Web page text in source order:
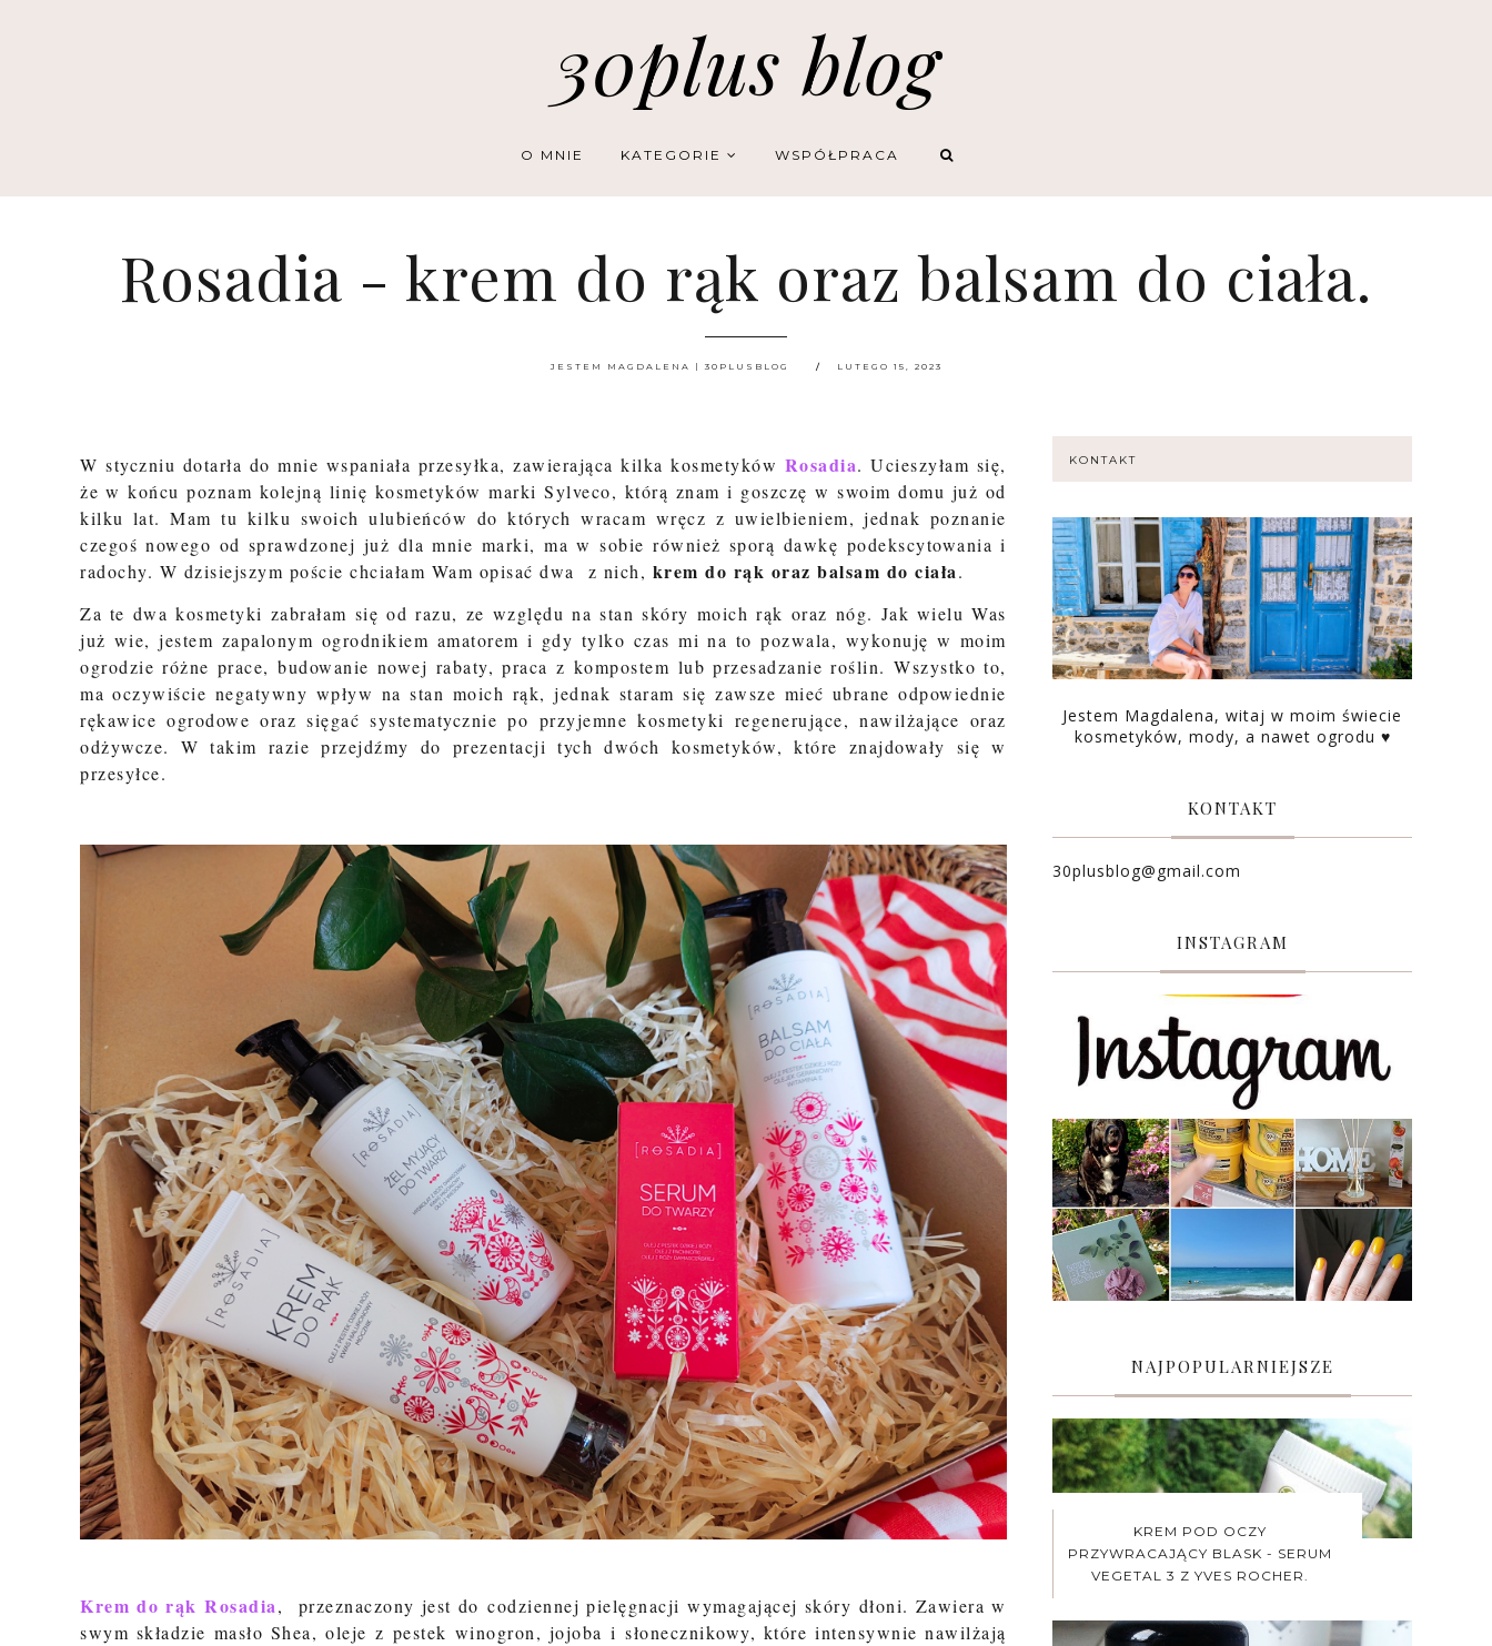
30plus blog
O MNIE KATEGORIE WSPÓŁPRACA
Rosadia - krem do rąk oraz balsam do ciała.
JESTEM MAGDALENA | 30PLUSBLOG LUTEGO 15, 2023
W styczniu dotarła do mnie wspaniała przesyłka, zawierająca kilka kosmetyków Rosadia. Ucieszyłam się,
że w końcu poznam kolejną linię kosmetyków marki Sylveco, którą znam i goszczę w swoim domu już od
kilku lat. Mam tu kilku swoich ulubieńców do których wracam wręcz z uwielbieniem, jednak poznanie
czegoś nowego od sprawdzonej już dla mnie marki, ma w sobie również sporą dawkę podekscytowania i
radochy. W dzisiejszym poście chciałam Wam opisać dwa z nich, krem do rąk oraz balsam do ciała.
Za te dwa kosmetyki zabrałam się od razu, ze względu na stan skóry moich rąk oraz nóg. Jak wielu Was
już wie, jestem zapalonym ogrodnikiem amatorem i gdy tylko czas mi na to pozwala, wykonuję w moim
ogrodzie różne prace, budowanie nowej rabaty, praca z kompostem lub przesadzanie roślin. Wszystko to,
ma oczywiście negatywny wpływ na stan moich rąk, jednak staram się zawsze mieć ubrane odpowiednie
rękawice ogrodowe oraz sięgać systematycznie po przyjemne kosmetyki regenerujące, nawilżające oraz
odżywcze. W takim razie przejdźmy do prezentacji tych dwóch kosmetyków, które znajdowały się w
przesyłce.
Krem do rąk Rosadia, przeznaczony jest do codziennej pielęgnacji wymagającej skóry dłoni. Zawiera w
swym składzie masło Shea, oleje z pestek winogron, jojoba i słonecznikowy, które intensywnie nawilżają
KONTAKT
Jestem Magdalena, witaj w moim świecie
kosmetyków, mody, a nawet ogrodu ♥
KONTAKT
30plusblog@gmail.com
INSTAGRAM
NAJPOPULARNIEJSZE
KREM POD OCZY
PRZYWRACAJĄCY BLASK - SERUM
VEGETAL 3 Z YVES ROCHER.